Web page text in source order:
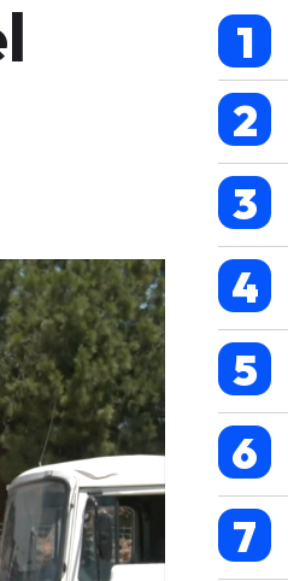
1
2
3
4
5
6
7